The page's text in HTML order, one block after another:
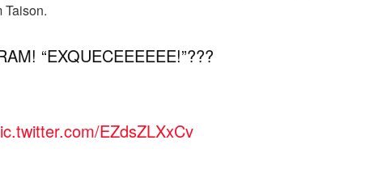
Taison.
“EXQUECEEEEEE!”???
EZdsZLXxCv